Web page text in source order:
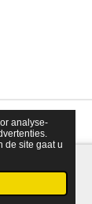
analyse-
de site gaat u